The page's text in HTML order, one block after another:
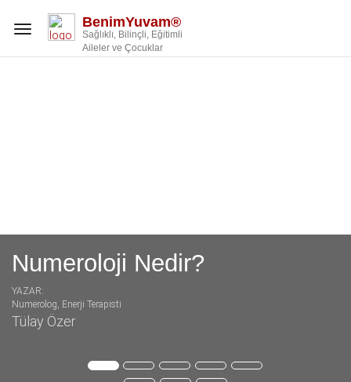
Toggle
BenimYuvam®
Sağlıklı, Bilinçli, Eğitimli
Aileler ve Çocuklar
Numeroloji Nedir?
YAZAR:
Numerolog, Enerji Terapisti
Tülay Özer